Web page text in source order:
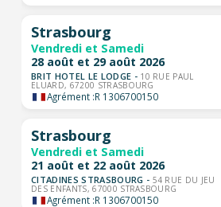
Strasbourg
Vendredi et Samedi
28 août et 29 août 2026
BRIT HOTEL LE LODGE - 10 RUE PAUL
ELUARD, 67200 STRASBOURG
Agrément :R 1306700150
Strasbourg
Vendredi et Samedi
21 août et 22 août 2026
CITADINES STRASBOURG - 54 RUE DU JEU
DES ENFANTS, 67000 STRASBOURG
Agrément :R 1306700150